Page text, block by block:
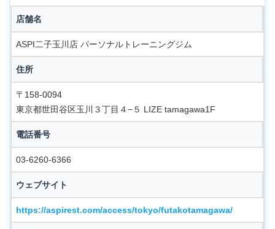
店舗名
ASPI二子玉川店 パーソナルトレーニングジム
住所
〒158-0094
東京都世田谷区玉川３丁目４−５ LIZE tamagawa1F
電話番号
03-6260-6366
ウェブサイト
https://aspirest.com/access/tokyo/futakotamagawa/